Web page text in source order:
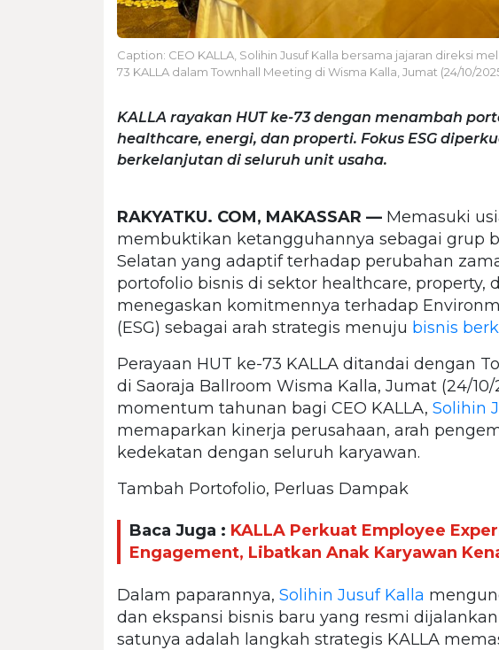
Caption: CEO KALLA, Solihin Jusuf Kalla bersama jajaran direksi
73 KALLA dalam Townhall Meeting di Wisma Kalla, Jumat (24/10/
KALLA rayakan HUT ke-73 dengan menambah
healthcare, energi, dan properti. Fokus ESG
berkelanjutan di seluruh unit usaha.
RAKYATKU. COM, MAKASSAR — Memasuki
membuktikan ketangguhannya sebagai grup
Selatan yang adaptif terhadap perubahan
portofolio bisnis di sektor healthcare, property,
menegaskan komitmennya terhadap
(ESG) sebagai arah strategis menuju bisnis
Perayaan HUT ke-73 KALLA ditandai dengan
di Saoraja Ballroom Wisma Kalla, Jumat (24/
momentum tahunan bagi CEO KALLA, Solihin
memaparkan kinerja perusahaan, arah
kedekatan dengan seluruh karyawan.
Tambah Portofolio, Perluas Dampak
Baca Juga : KALLA Perkuat Employee
Engagement, Libatkan Anak Karyawan
Dalam paparannya, Solihin Jusuf Kalla
dan ekspansi bisnis baru yang resmi
satunya adalah langkah strategis KALLA